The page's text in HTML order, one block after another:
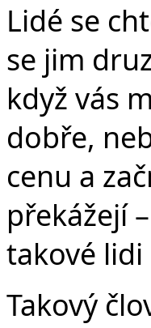
Lidé se
se jim
když vás
dobře,
cenu a
překážejí
takové lidi
Takový